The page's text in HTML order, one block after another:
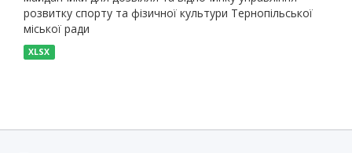
розвитку спорту та фізичної культури Тернопільської
міської ради
XLSX